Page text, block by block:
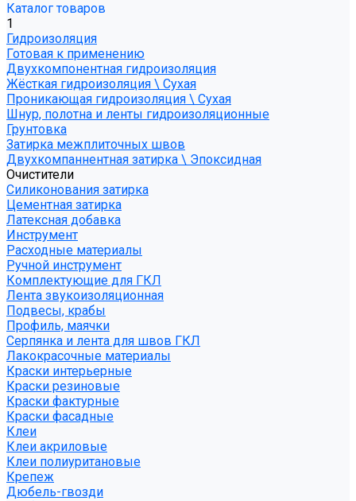
Каталог товаров
1
Гидроизоляция
Готовая к применению
Двухкомпонентная гидроизоляция
Жёсткая гидроизоляция \ Сухая
Проникающая гидроизоляция \ Сухая
Шнур, полотна и ленты гидроизоляционные
Грунтовка
Затирка межплиточных швов
Двухкомпаннентная затирка \ Эпоксидная
Очистители
Силиконования затирка
Цементная затирка
Латексная добавка
Инструмент
Расходные материалы
Ручной инструмент
Комплектующие для ГКЛ
Лента звукоизоляционная
Подвесы, крабы
Профиль, маячки
Серпянка и лента для швов ГКЛ
Лакокрасочные материалы
Краски интерьерные
Краски резиновые
Краски фактурные
Краски фасадные
Клеи
Клеи акриловые
Клеи полиуритановые
Крепеж
Дюбель-гвозди